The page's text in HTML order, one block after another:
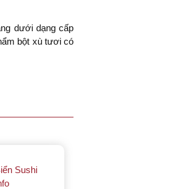
dưới dạng cấp
bột xù tươi có